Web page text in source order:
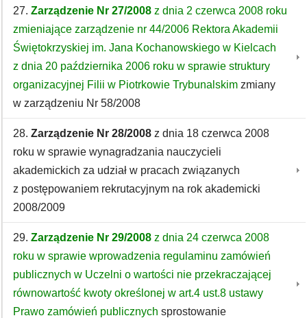
27. Zarządzenie Nr 27/2008 z dnia 2 czerwca 2008 roku
zmieniające zarządzenie nr 44/2006 Rektora Akademii
Świętokrzyskiej im. Jana Kochanowskiego w Kielcach
z dnia 20 października 2006 roku w sprawie struktury
organizacyjnej Filii w Piotrkowie Trybunalskim zmiany
w zarządzeniu Nr 58/2008
28. Zarządzenie Nr 28/2008 z dnia 18 czerwca 2008
roku w sprawie wynagradzania nauczycieli
akademickich za udział w pracach związanych
z postępowaniem rekrutacyjnym na rok akademicki
2008/2009
29. Zarządzenie Nr 29/2008 z dnia 24 czerwca 2008
roku w sprawie wprowadzenia regulaminu zamówień
publicznych w Uczelni o wartości nie przekraczającej
równowartość kwoty określonej w art.4 ust.8 ustawy
Prawo zamówień publicznych sprostowanie